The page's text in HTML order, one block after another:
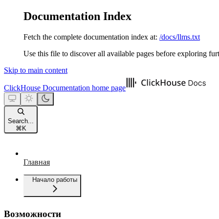
Documentation Index
Fetch the complete documentation index at: /docs/llms.txt
Use this file to discover all available pages before exploring
Skip to main content
ClickHouse Documentation home page
Search...
⌘ K
Главная
Начало работы
Возможности